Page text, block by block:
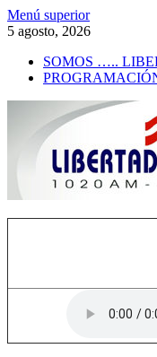
Saltar
al
Menú superior
5 agosto, 2026
SOMOS …..